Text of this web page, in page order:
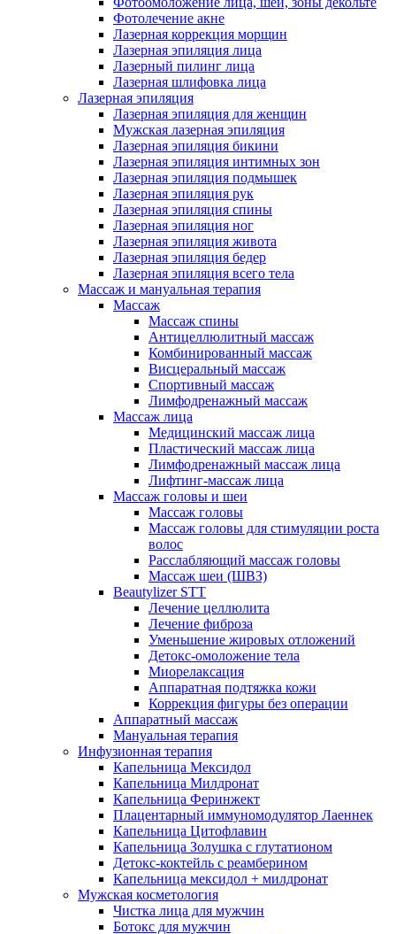
Фотолечение акне
Лазерная коррекция морщин
Лазерная эпиляция лица
Лазерный пилинг лица
Лазерная шлифовка лица
Лазерная эпиляция
Лазерная эпиляция для женщин
Мужская лазерная эпиляция
Лазерная эпиляция бикини
Лазерная эпиляция интимных зон
Лазерная эпиляция подмышек
Лазерная эпиляция рук
Лазерная эпиляция спины
Лазерная эпиляция ног
Лазерная эпиляция живота
Лазерная эпиляция бедер
Лазерная эпиляция всего тела
Массаж и мануальная терапия
Массаж
Массаж спины
Антицеллюлитный массаж
Комбинированный массаж
Висцеральный массаж
Спортивный массаж
Лимфодренажный массаж
Массаж лица
Медицинский массаж лица
Пластический массаж лица
Лимфодренажный массаж лица
Лифтинг-массаж лица
Массаж головы и шеи
Массаж головы
Массаж головы для стимуляции роста
волос
Расслабляющий массаж головы
Массаж шеи (ШВЗ)
Beautylizer STT
Лечение целлюлита
Лечение фиброза
Уменьшение жировых отложений
Детокс-омоложение тела
Миорелаксация
Аппаратная подтяжка кожи
Коррекция фигуры без операции
Аппаратный массаж
Мануальная терапия
Инфузионная терапия
Капельница Мексидол
Капельница Милдронат
Капельница Феринжект
Плацентарный иммуномодулятор Лаеннек
Капельница Цитофлавин
Капельница Золушка с глутатионом
Детокс-коктейль с реамберином
Капельница мексидол + милдронат
Мужская косметология
Чистка лица для мужчин
Ботокс для мужчин